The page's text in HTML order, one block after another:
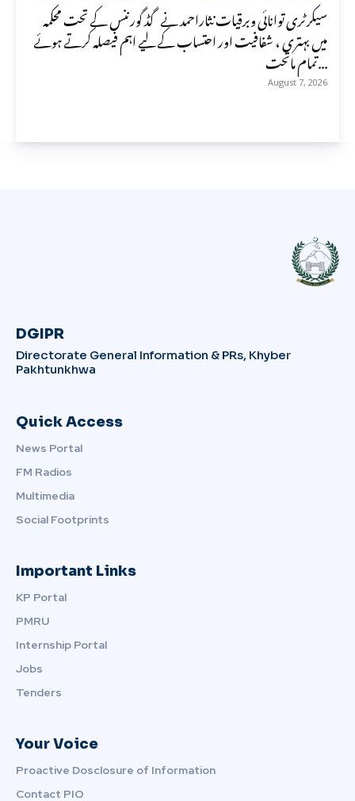
سیکرٹری توانائی وبرقیات نثاراحمد نے گڈ گورننس کے تحت محکمہ
میں بہتری ، شفافیت اور احتساب کے لیے اہم فیصلہ کرتے ہوئے
تمام ماتحت...
August 7, 2026
DGIPR
Directorate General Information & PRs, Khyber
Pakhtunkhwa
Quick Access
News Portal
FM Radios
Multimedia
Social Footprints
Important Links
KP Portal
PMRU
Internship Portal
Jobs
Tenders
Your Voice
Proactive Dosclosure of Information
Contact PIO